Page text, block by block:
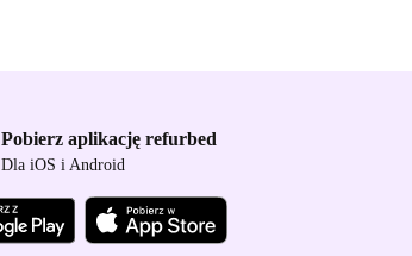
Pobierz aplikację refurbed
Dla iOS i Android